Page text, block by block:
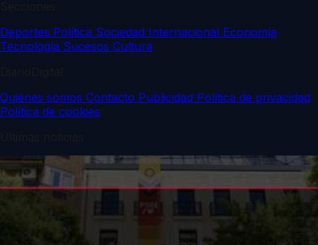
Deportes Política Sociedad Internacional Economía
Tecnología Sucesos Cultura
Quiénes somos Contacto Publicidad Política de privacidad
Política de cookies